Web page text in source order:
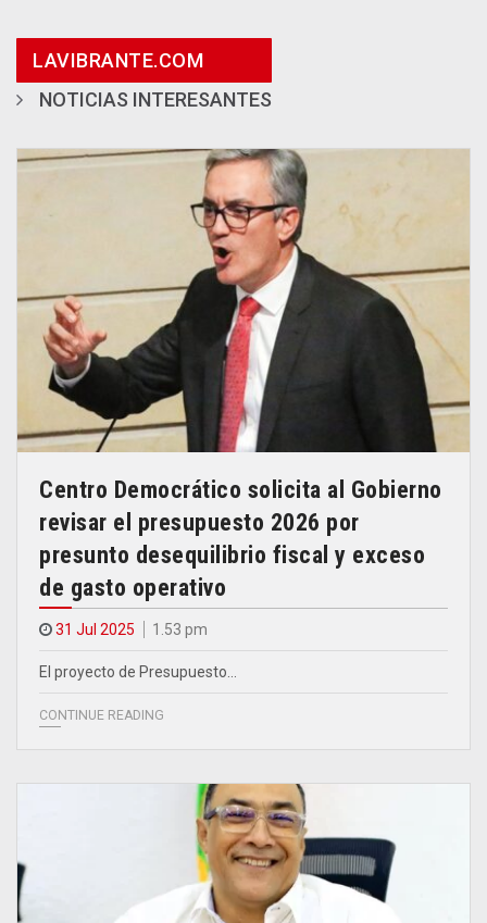
LAVIBRANTE.COM
NOTICIAS INTERESANTES
Centro Democrático solicita al Gobierno
revisar el presupuesto 2026 por
presunto desequilibrio fiscal y exceso
de gasto operativo
31 Jul 2025 1.53 pm
El proyecto de Presupuesto…
CONTINUE READING